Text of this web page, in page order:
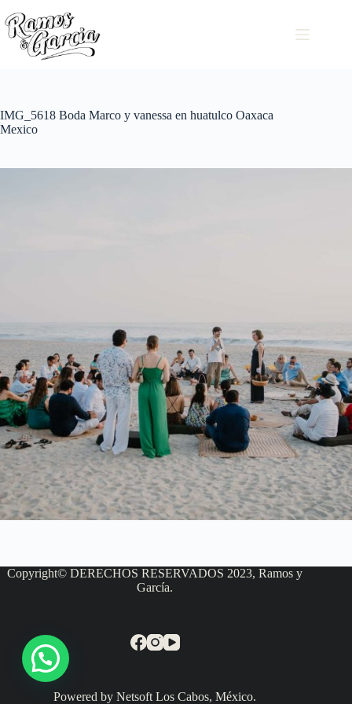
IMG_5618 Boda Marco y vanessa en huatulco Oaxaca
Mexico
Copyright© DERECHOS RESERVADOS 2023, Ramos y
García.
Powered by Netsoft Los Cabos, México.